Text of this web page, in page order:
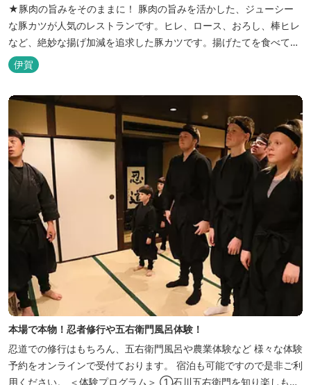
★豚肉の旨みをそのままに！ 豚肉の旨みを活かした、ジューシー
な豚カツが人気のレストランです。ヒレ、ロース、おろし、棒ヒレ
など、絶妙な揚げ加減を追求した豚カツです。揚げたてを食べてい
ただくために、注文後じっくり揚げてお出ししています。 ★手作
りのお蕎麦をお楽しみいただけます！ お蕎麦は毎日お店で打ってつ
くっております。北海道や三重のそば粉を使用してつくる、喉ごし
の良い昔ながらのお蕎麦...
伊賀
本場で本物！忍者修行や五右衛門風呂体験！
忍道での修行はもちろん、五右衛門風呂や農業体験など 様々な体験
予約をオンラインで受付ております。 宿泊も可能ですので是非ご利
用ください。 ＜体験プログラム＞ ①石川五右衛門を知り楽しも